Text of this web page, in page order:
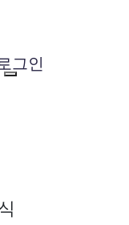
그인